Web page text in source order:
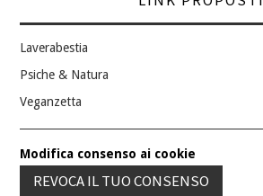
Laverabestia
Psiche & Natura
Veganzetta
Modifica consenso ai cookie
REVOCA IL TUO CONSENSO